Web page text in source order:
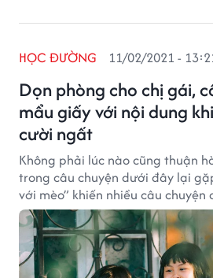
Dọn phòng cho chị gái,
mẩu giấy với nội dung
cười ngất
HỌC ĐƯỜNG 11/02/2021 -
Không phải lúc nào cũng thuận
trong câu chuyện dưới đây lại
với mèo” khiến nhiều câu chuyện
ra.